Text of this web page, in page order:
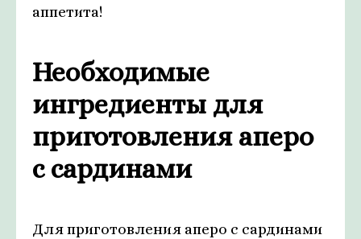
аппетита!
Необходимые
ингредиенты для
приготовления аперо
с сардинами
Для приготовления аперо с сардинами